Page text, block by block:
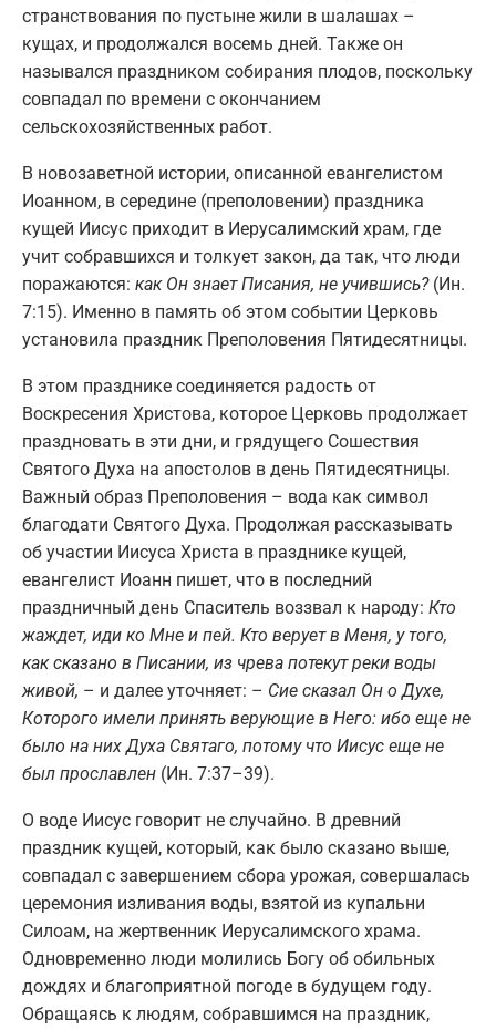
странствования по пустыне жили в шалашах –
кущах, и продолжался восемь дней. Также он
назывался праздником собирания плодов, поскольку
совпадал по времени с окончанием
сельскохозяйственных работ.
В новозаветной истории, описанной евангелистом
Иоанном, в середине (преполовении) праздника
кущей Иисус приходит в Иерусалимский храм, где
учит собравшихся и толкует закон, да так, что люди
поражаются: как Он знает Писания, не учившись?(Ин.
7:15). Именно в память об этом событии Церковь
установила праздник Преполовения Пятидесятницы.
В этом празднике соединяется радость от
Воскресения Христова, которое Церковь продолжает
праздновать в эти дни, и грядущего Сошествия
Святого Духа на апостолов в день Пятидесятницы.
Важный образ Преполовения – вода как символ
благодати Святого Духа. Продолжая рассказывать
об участии Иисуса Христа в празднике кущей,
евангелист Иоанн пишет, что в последний
праздничный день Спаситель воззвал к народу: Кто
жаждет, иди ко Мне и пей. Кто верует в Меня, у того,
как сказано в Писании, из чрева потекут реки воды
живой, – и далее уточняет: – Сие сказал Он о Духе,
Которого имели принять верующие в Него: ибо еще не
было на них Духа Святаго, потому что Иисус еще не
был прославлен (Ин. 7:37–39).
О воде Иисус говорит не случайно. В древний
праздник кущей, который, как было сказано выше,
совпадал с завершением сбора урожая, совершалась
церемония изливания воды, взятой из купальни
Силоам, на жертвенник Иерусалимского храма.
Одновременно люди молились Богу об обильных
дождях и благоприятной погоде в будущем году.
Обращаясь к людям, собравшимся на праздник,